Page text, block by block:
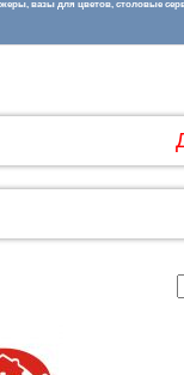
вазы для цветов, столовые